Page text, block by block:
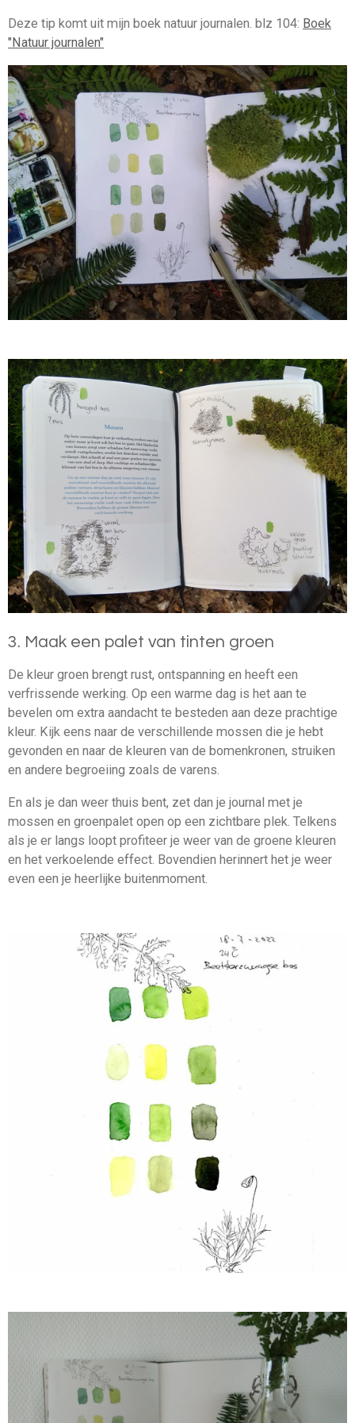
Deze tip komt uit mijn boek natuur journalen. blz 104: Boek
"Natuur journalen"
3. Maak een palet van tinten groen
De kleur groen brengt rust, ontspanning en heeft een
verfrissende werking. Op een warme dag is het aan te
bevelen om extra aandacht te besteden aan deze prachtige
kleur. Kijk eens naar de verschillende mossen die je hebt
gevonden en naar de kleuren van de bomenkronen, struiken
en andere begroeiing zoals de varens.
En als je dan weer thuis bent, zet dan je journal met je
mossen en groenpalet open op een zichtbare plek. Telkens
als je er langs loopt profiteer je weer van de groene kleuren
en het verkoelende effect. Bovendien herinnert het je weer
even een je heerlijke buitenmoment.